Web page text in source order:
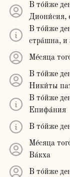
В то́йже
Диони́сия,
В то́йже
стра́шна, и
Ме́сяца
В то́йже
Ники́ты
В то́йже
Епифа́ния
В то́йже
Ме́сяца
Ва́кха
В то́йже